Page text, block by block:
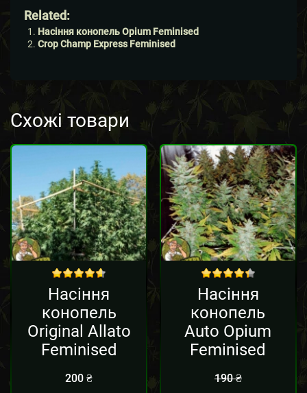
Related:
Насіння конопель Opium Feminised
Crop Champ Express Feminised
Схожі товари
Насіння
конопель
Original Allato
Feminised
200₴
Sale!
Насіння
конопель
Auto Opium
Feminised
190₴